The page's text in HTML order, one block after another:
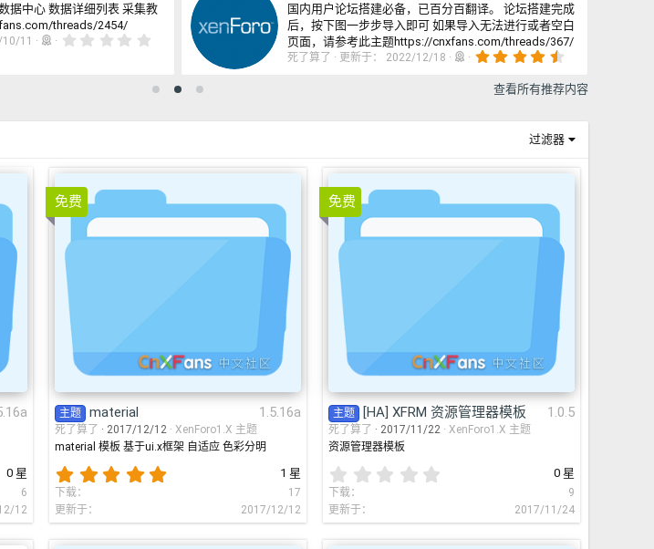
据中心 数据详细列表 采集教
threads/2454/
11
星
国内用户论坛搭建必备，已百分百翻译。 论坛搭建完成
后，按下图一步步导入即可 如果导入无法进行或者空白
页面，请参考此主题https://cnxfans.com/threads/367/
死了算了 更新于： 2022/12/18
5
8
查看所有推荐内容
过滤器
0 星
6
12
免费
material 1.5.16a
主题 material 1.5.16a
死了算了 2017/12/12
XenForo1.X 主题
material 模板 基于ui.x框架 自适应 色彩分明
0
星
1 星
下载
17
更新于
2017/12/12
免费
[HA] XFRM 资源管理器模板
主题 [HA] XFRM 资源管理器模板 1.0.5
死了算了 2017/11/22
XenForo1.X 主题
资源管理器模板
0
星
0 星
下载
9
更新于
2017/11/24